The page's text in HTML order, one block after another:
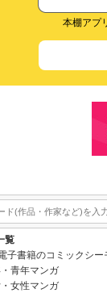
本棚アプ
覧
子書籍のコミックシー
青年マンガ
女性マンガ